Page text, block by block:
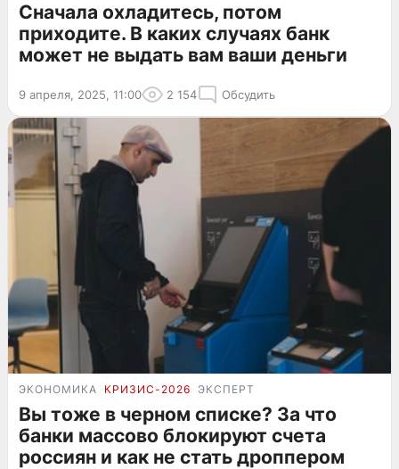
Сначала охладитесь, потом
приходите. В каких случаях банк
может не выдать вам ваши деньги
9 апреля, 2025, 11:00 2 154 Обсудить
ЭКОНОМИКА КРИЗИС-2026 ЭКСПЕРТ
Вы тоже в черном списке? За что
банки массово блокируют счета
россиян и как не стать дроппером